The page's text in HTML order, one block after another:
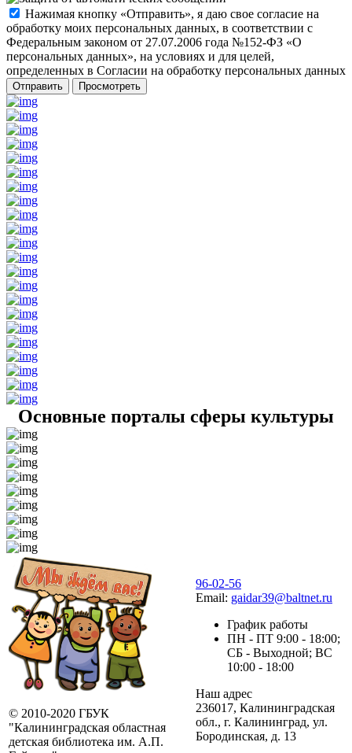
Нажимая кнопку «Отправить», я даю свое согласие на
обработку моих персональных данных, в соответствии с
Федеральным законом от 27.07.2006 года №152-ФЗ «О
персональных данных», на условиях и для целей,
определенных в Согласии на обработку персональных данных
Основные порталы сферы культуры
© 2010-2020 ГБУК
"Калининградская областная
детская библиотека им. А.П.
96-02-56
Email: gaidar39@baltnet.ru
График работы
ПН - ПТ 9:00 - 18:00;
СБ - Выходной; ВС
10:00 - 18:00
Наш адрес
236017, Калининградская
обл., г. Калининград, ул.
Бородинская, д. 13